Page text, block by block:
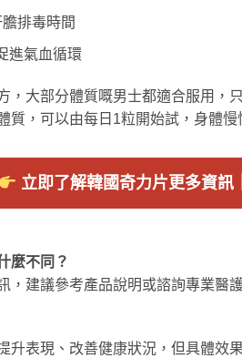
排毒時間
進氣血循環
，大部分體質嘅男士都適合服用，
質，可以由每日1粒開始試，身體
立即了解韓國奇力片更多資訊
麼不同？
，建議參考產品說明或諮詢專業醫
升表現、改善健康狀況，但具體效